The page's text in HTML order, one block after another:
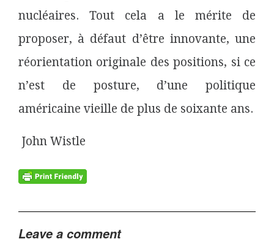
nucléaires. Tout cela a le mérite de
proposer, à défaut d’être innovante, une
réorientation originale des positions, si ce
n’est de posture, d’une politique
américaine vieille de plus de soixante ans.
John Wistle
Leave a comment